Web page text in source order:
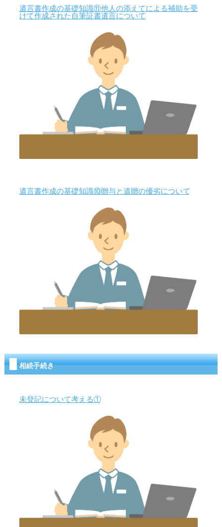
遺言書作成の基礎知識⑪他人の添えてによる補助を受
けて作成された自筆証書遺言について
遺言書作成の基礎知識⑩贈与と遺贈の優劣について
相続手続き
未登記について考える①